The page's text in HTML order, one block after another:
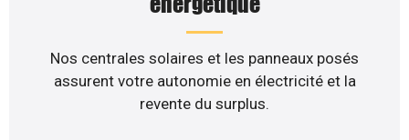
Nos centrales solaires et les panneaux posés
assurent votre autonomie en électricité et la
revente du surplus.